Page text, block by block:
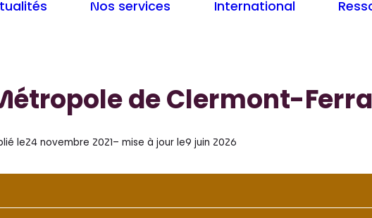
Nos services International
de Clermont-
le24 novembre 2021– mise à jour le9 juin 2026